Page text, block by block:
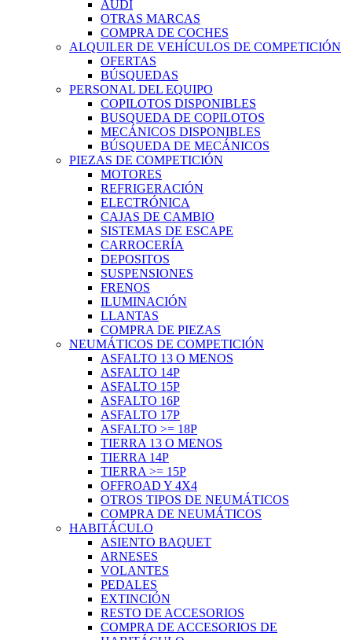
AUDI
OTRAS MARCAS
COMPRA DE COCHES
ALQUILER DE VEHÍCULOS DE COMPETICIÓN
OFERTAS
BÚSQUEDAS
PERSONAL DEL EQUIPO
COPILOTOS DISPONIBLES
BUSQUEDA DE COPILOTOS
MECÁNICOS DISPONIBLES
BÚSQUEDA DE MECÁNICOS
PIEZAS DE COMPETICIÓN
MOTORES
REFRIGERACIÓN
ELECTRÓNICA
CAJAS DE CAMBIO
SISTEMAS DE ESCAPE
CARROCERÍA
DEPOSITOS
SUSPENSIONES
FRENOS
ILUMINACIÓN
LLANTAS
COMPRA DE PIEZAS
NEUMÁTICOS DE COMPETICIÓN
ASFALTO 13 O MENOS
ASFALTO 14P
ASFALTO 15P
ASFALTO 16P
ASFALTO 17P
ASFALTO >= 18P
TIERRA 13 O MENOS
TIERRA 14P
TIERRA >= 15P
OFFROAD Y 4X4
OTROS TIPOS DE NEUMÁTICOS
COMPRA DE NEUMÁTICOS
HABITÁCULO
ASIENTO BAQUET
ARNESES
VOLANTES
PEDALES
EXTINCIÓN
RESTO DE ACCESORIOS
COMPRA DE ACCESORIOS DE